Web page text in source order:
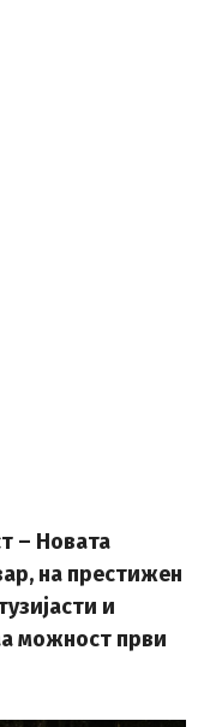
– Новата
на престижен
и
можност први